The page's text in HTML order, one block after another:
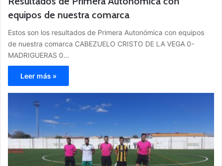
equipos de nuestra comarca
Estos son los resultados de Primera Autonómica con equipos
de nuestra comarca CABEZUELO CRISTO DE LA VEGA 0-
MADRIGUERAS 0…
Leer más »